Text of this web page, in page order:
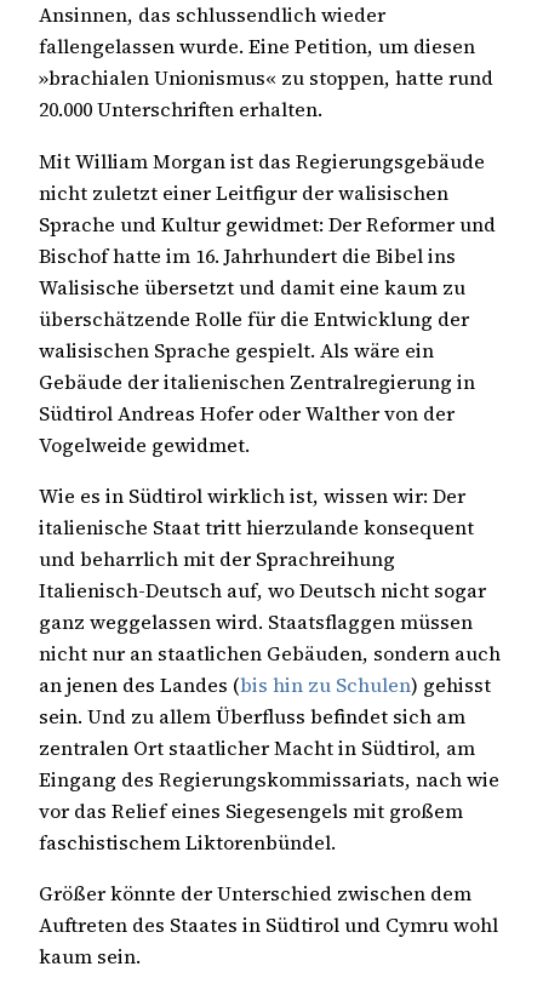
Ansinnen, das schlussendlich wieder
fallengelassen wurde. Eine Petition, um diesen
»brachialen Unionismus« zu stoppen, hatte rund
20.000 Unterschriften erhalten.
Mit William Morgan ist das Regierungsgebäude
nicht zuletzt einer Leitfigur der walisischen
Sprache und Kultur gewidmet: Der Reformer und
Bischof hatte im 16. Jahrhundert die Bibel ins
Walisische übersetzt und damit eine kaum zu
überschätzende Rolle für die Entwicklung der
walisischen Sprache gespielt. Als wäre ein
Gebäude der italienischen Zentralregierung in
Südtirol Andreas Hofer oder Walther von der
Vogelweide gewidmet.
Wie es in Südtirol wirklich ist, wissen wir: Der
italienische Staat tritt hierzulande konsequent
und beharrlich mit der Sprachreihung
Italienisch-Deutsch auf, wo Deutsch nicht sogar
ganz weggelassen wird. Staatsflaggen müssen
nicht nur an staatlichen Gebäuden, sondern auch
an jenen des Landes (bis hin zu Schulen) gehisst
sein. Und zu allem Überfluss befindet sich am
zentralen Ort staatlicher Macht in Südtirol, am
Eingang des Regierungskommissariats, nach wie
vor das Relief eines Siegesengels mit großem
faschistischem Liktorenbündel.
Größer könnte der Unterschied zwischen dem
Auftreten des Staates in Südtirol und Cymru wohl
kaum sein.